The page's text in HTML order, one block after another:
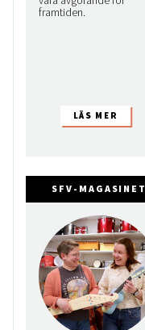
framtiden.
SFV-MAGASINET